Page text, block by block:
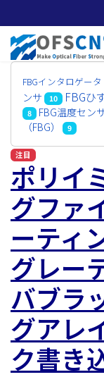
FBGインタロゲー
ンサ
10 FBGひ
8 FBG温度セン
（FBG）
9
注目
ポリイ
グファ
ーティ
グレー
バブラ
グアレ
ク書き